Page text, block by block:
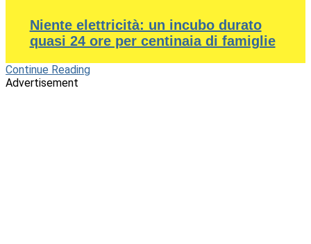
Niente elettricità: un incubo durato
quasi 24 ore per centinaia di famiglie
Continue Reading
Advertisement